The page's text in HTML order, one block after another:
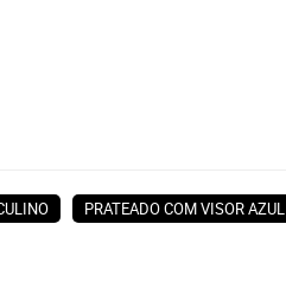
PRATEADO COM VISOR AZUL